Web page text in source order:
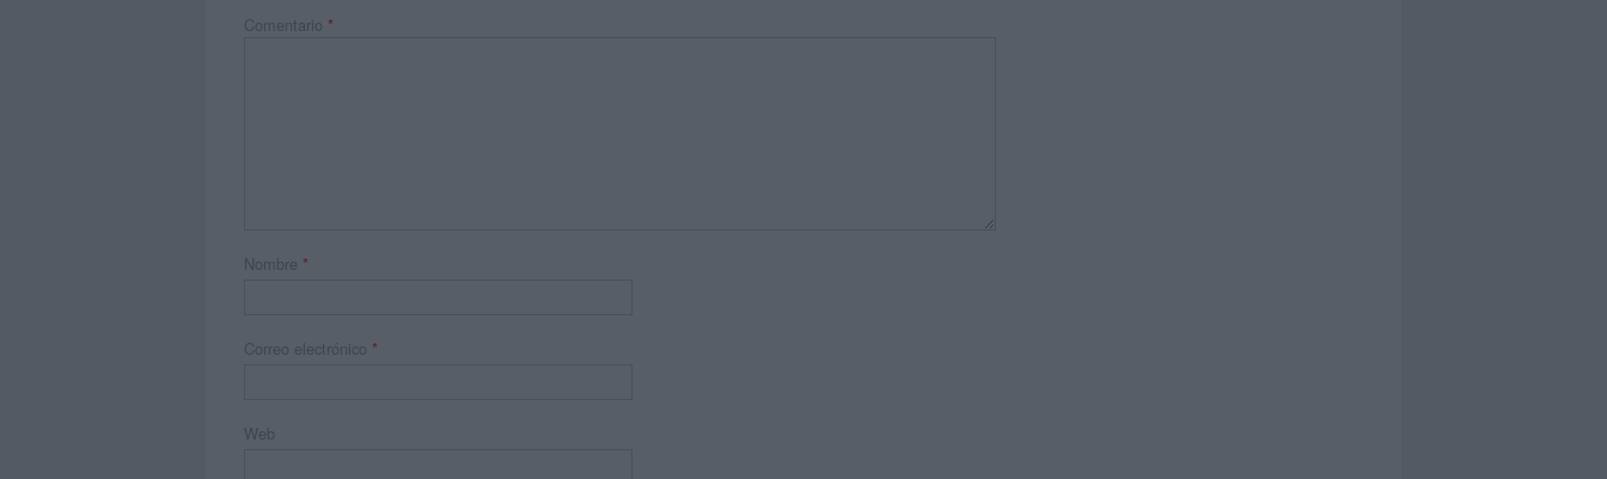
Comentario *
Nombre *
Correo electrónico *
Web